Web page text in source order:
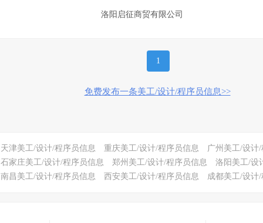
洛阳启征商贸有限公司
1
免费发布一条美工/设计/程序员信息>>
天津美工/设计/程序员信息 重庆美工/设计/程序员信息 广州美工/设计
石家庄美工/设计/程序员信息 郑州美工/设计/程序员信息 洛阳美工/设
南昌美工/设计/程序员信息 西安美工/设计/程序员信息 成都美工/设计